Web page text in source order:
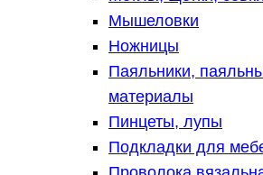
Мышеловки
Ножницы
Паяльники,
материалы
Пинцеты, лупы
Подкладки для